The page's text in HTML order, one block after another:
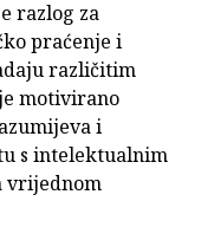
razlog za
praćenje i
različitim
motivirano
i
s intelektualnim
vrijednom